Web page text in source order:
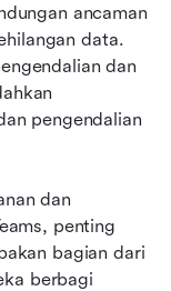
ancaman
data.
dan
pengendalian
dan
penting
bagian dari
berbagi